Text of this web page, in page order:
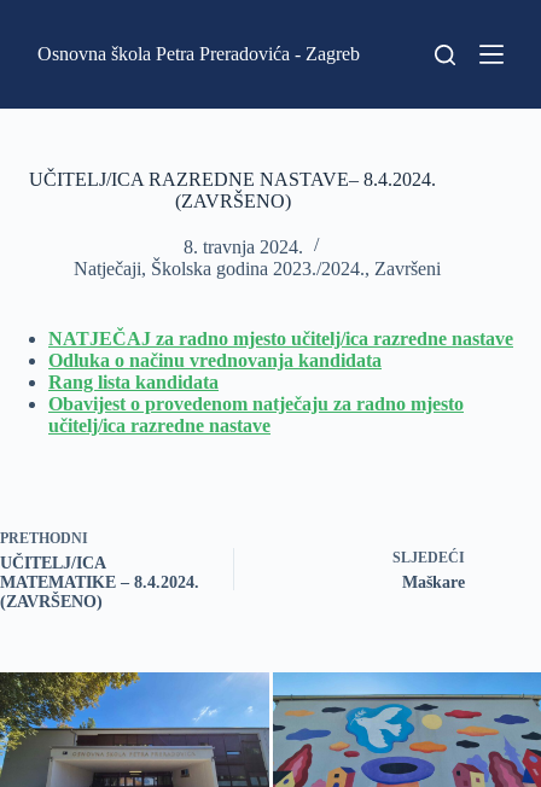
k
a
Osnovna škola Petra Preradovića - Zagreb
UČITELJ/ICA RAZREDNE NASTAVE– 8.4.2024.
(ZAVRŠENO)
8. travnja 2024.
Natječaji, Školska godina 2023./2024., Završeni
NATJEČAJ za radno mjesto učitelj/ica razredne nastave
Odluka o načinu vrednovanja kandidata
Rang lista kandidata
Obavijest o provedenom natječaju za radno mjesto
učitelj/ica razredne nastave
PRETHODNI
UČITELJ/ICA
MATEMATIKE – 8.4.2024.
(ZAVRŠENO)
SLJEDEĆI
Maškare